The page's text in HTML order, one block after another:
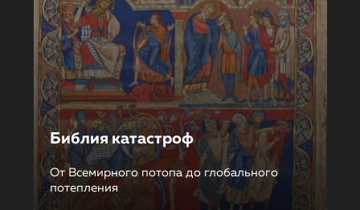
Библия катастроф
От Всемирного потопа до глобального
потепления